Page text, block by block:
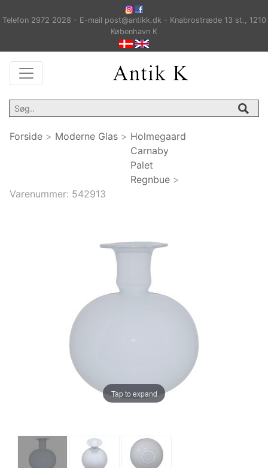
Telefon 2972 2028 - E-mail post@antikk.dk - Knabrostræde 13 st., 1210
København K
Forside > Moderne Glas > Holmegaard
Carnaby
Palet
Regnbue >
Varenummer: 542913
Tap to expand